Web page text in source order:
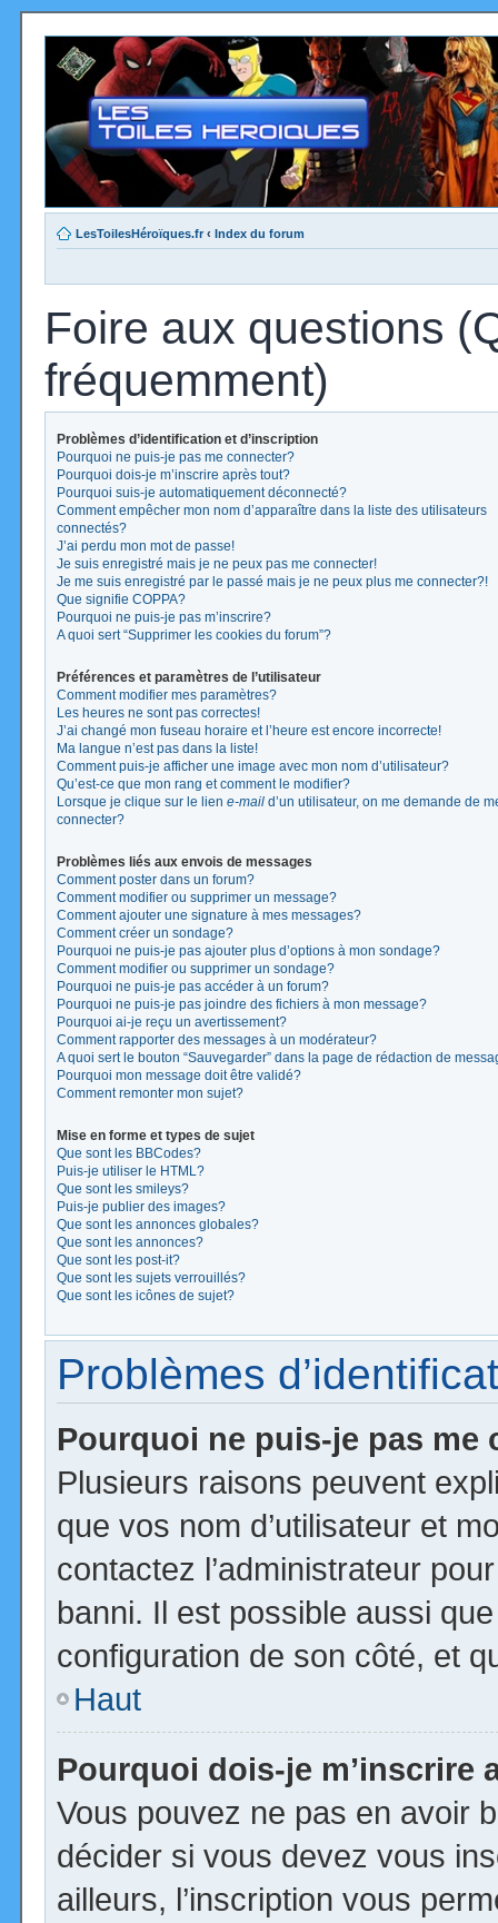
LesToilesHéroïques.fr ‹ Index du forum
Foire aux questions
fréquemment)
Problèmes d’identification et d’inscription
Pourquoi ne puis-je pas me connecter?
Pourquoi dois-je m’inscrire après tout?
Pourquoi suis-je automatiquement déconnecté?
Comment empêcher mon nom d’apparaître dans la liste des utilisateurs
connectés?
J’ai perdu mon mot de passe!
Je suis enregistré mais je ne peux pas me connecter!
Je me suis enregistré par le passé mais je ne peux plus me connecter?!
Que signifie COPPA?
Pourquoi ne puis-je pas m’inscrire?
A quoi sert “Supprimer les cookies du forum”?
Préférences et paramètres de l’utilisateur
Comment modifier mes paramètres?
Les heures ne sont pas correctes!
J’ai changé mon fuseau horaire et l’heure est encore incorrecte!
Ma langue n’est pas dans la liste!
Comment puis-je afficher une image avec mon nom d’utilisateur?
Qu’est-ce que mon rang et comment le modifier?
Lorsque je clique sur le lien e-mail d’un utilisateur, on me demande de
connecter?
Problèmes liés aux envois de messages
Comment poster dans un forum?
Comment modifier ou supprimer un message?
Comment ajouter une signature à mes messages?
Comment créer un sondage?
Pourquoi ne puis-je pas ajouter plus d’options à mon sondage?
Comment modifier ou supprimer un sondage?
Pourquoi ne puis-je pas accéder à un forum?
Pourquoi ne puis-je pas joindre des fichiers à mon message?
Pourquoi ai-je reçu un avertissement?
Comment rapporter des messages à un modérateur?
A quoi sert le bouton “Sauvegarder” dans la page de rédaction de
Pourquoi mon message doit être validé?
Comment remonter mon sujet?
Mise en forme et types de sujet
Que sont les BBCodes?
Puis-je utiliser le HTML?
Que sont les smileys?
Puis-je publier des images?
Que sont les annonces globales?
Que sont les annonces?
Que sont les post-it?
Que sont les sujets verrouillés?
Que sont les icônes de sujet?
Problèmes
Pourquoi ne puis-je pas me
Plusieurs raisons peuvent
que vos nom d’utilisateur et
contactez l’administrateur
banni. Il est possible aussi
configuration de son côté, et
Haut
Pourquoi dois-je m’inscrire
Vous pouvez ne pas en avoir
décider si vous devez vous
ailleurs, l’inscription vous